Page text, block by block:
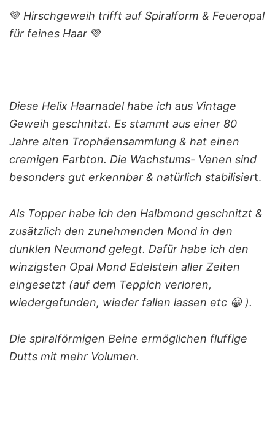
💜 Hirschgeweih trifft auf Spiralform & Feueropal
für feines Haar 💜
Diese Helix Haarnadel habe ich aus Vintage
Geweih geschnitzt. Es stammt aus einer 80
Jahre alten Trophäensammlung & hat einen
cremigen Farbton. Die Wachstums- Venen sind
besonders gut erkennbar & natürlich stabilisiert.
Als Topper habe ich den Halbmond geschnitzt &
zusätzlich den zunehmenden Mond in den
dunklen Neumond gelegt. Dafür habe ich den
winzigsten Opal Mond Edelstein aller Zeiten
eingesetzt (auf dem Teppich verloren,
wiedergefunden, wieder fallen lassen etc 😀 ).
Die spiralförmigen Beine ermöglichen fluffige
Dutts mit mehr Volumen.